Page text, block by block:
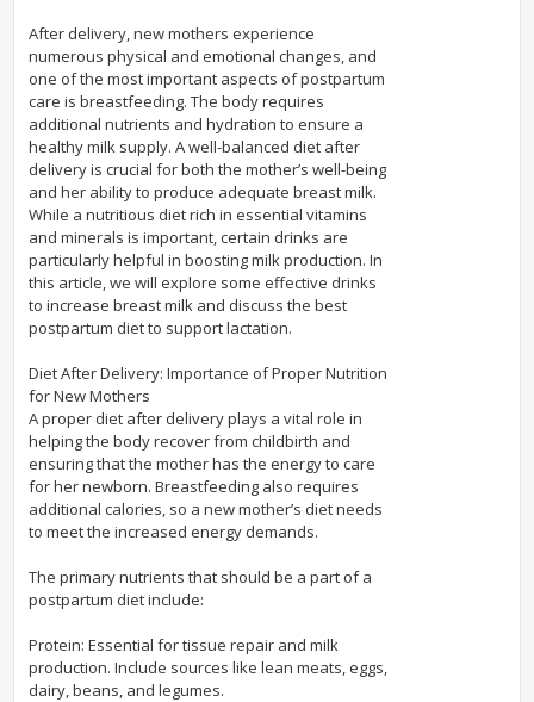
After delivery, new mothers experience
numerous physical and emotional changes, and
one of the most important aspects of postpartum
care is breastfeeding. The body requires
additional nutrients and hydration to ensure a
healthy milk supply. A well-balanced diet after
delivery is crucial for both the mother’s well-being
and her ability to produce adequate breast milk.
While a nutritious diet rich in essential vitamins
and minerals is important, certain drinks are
particularly helpful in boosting milk production. In
this article, we will explore some effective drinks
to increase breast milk and discuss the best
postpartum diet to support lactation.
Diet After Delivery: Importance of Proper Nutrition
for New Mothers
A proper diet after delivery plays a vital role in
helping the body recover from childbirth and
ensuring that the mother has the energy to care
for her newborn. Breastfeeding also requires
additional calories, so a new mother’s diet needs
to meet the increased energy demands.
The primary nutrients that should be a part of a
postpartum diet include:
Protein: Essential for tissue repair and milk
production. Include sources like lean meats, eggs,
dairy, beans, and legumes.